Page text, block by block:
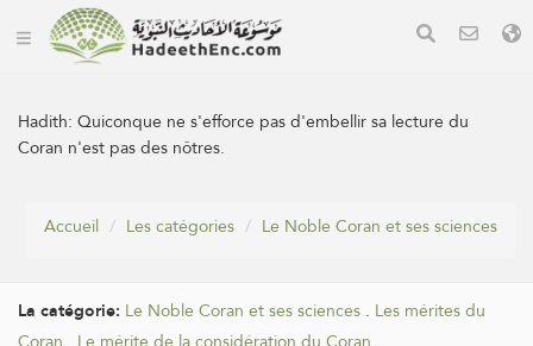
Hadith:Quiconque ne s'efforce pas d'embellir sa lecture du
Coran n'est pas des nôtres.
Accueil Les catégories Le Noble Coran et ses sciences
La catégorie: Le Noble Coran et ses sciences . Les mérites du